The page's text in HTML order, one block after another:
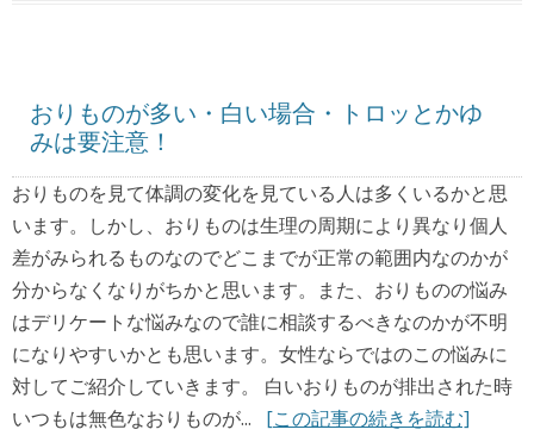
おりものが多い・白い場合・トロッとかゆ
みは要注意！
おりものを見て体調の変化を見ている人は多くいるかと思
います。しかし、おりものは生理の周期により異なり個人
差がみられるものなのでどこまでが正常の範囲内なのかが
分からなくなりがちかと思います。また、おりものの悩み
はデリケートな悩みなので誰に相談するべきなのかが不明
になりやすいかとも思います。女性ならではのこの悩みに
対してご紹介していきます。 白いおりものが排出された時
いつもは無色なおりものが... [この記事の続きを読む]